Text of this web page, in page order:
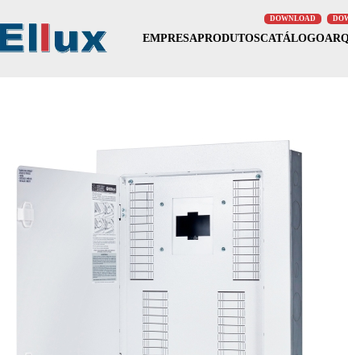
EMPRESAPRODUTOSCATÁLOGO